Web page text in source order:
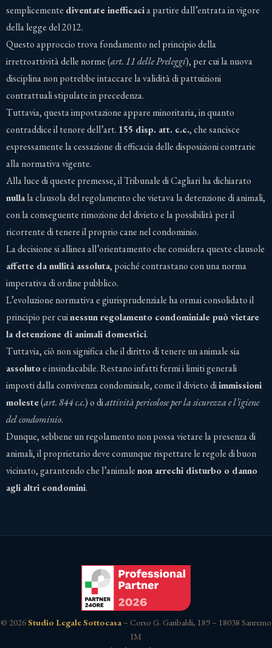
semplicemente diventate inefficacia partire dall’entrata in vigore
della legge del 2012.
Questo approccio trova fondamento nel principio della
irretroattività delle norme (art. 11 delle Preleggi), per cui la nuova
disciplina non potrebbe intaccare la validità di pattuizioni
contrattuali stipulate in precedenza.
Tuttavia, questa impostazione appare minoritaria, in quanto
contraddice il tenore dell’art. 155 disp. att. c.c., che sancisce
espressamente la cessazione di efficacia delle disposizioni contrarie
alla normativa vigente.
Alla luce di queste premesse, il Tribunale di Cagliari ha dichiarato
nullala clausola del regolamento che vietava la detenzione di animali,
con la conseguente rimozione del divieto e la possibilità per il
ricorrente di tenere il proprio cane nel condominio.
La decisione si allinea all’orientamento che considera queste clausole
affette da nullità assoluta, poiché contrastano con una norma
imperativa di ordine pubblico.
L’evoluzione normativa e giurisprudenziale ha ormai consolidato il
principio per cuinessun regolamento condominiale può vietare
la detenzione di animali domestici.
Tuttavia, ciò non significa che il diritto di tenere un animale sia
assolutoe insindacabile. Restano infatti fermi i limiti generali
imposti dalla convivenza condominiale, come il divieto diimmissioni
moleste(art. 844 c.c.) o diattività pericolose per la sicurezza e l’igiene
del condominio.
Dunque, sebbene un regolamento non possa vietare la presenza di
animali, il proprietario deve comunque rispettare le regole di buon
vicinato, garantendo che l’animalenon arrechi disturbo o danno
agli altri condomini.
© 2026Studio Legale Sottocasa – Corso G. Garibaldi, 189 – 18038 Sanremo
IM